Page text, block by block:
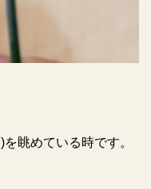
)を眺めている時です。